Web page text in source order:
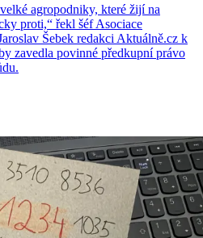
agropodniky, které žijí na
proti,“ řekl šéf Asociace
Šebek redakci Aktuálně.cz k
zavedla povinné předkupní právo